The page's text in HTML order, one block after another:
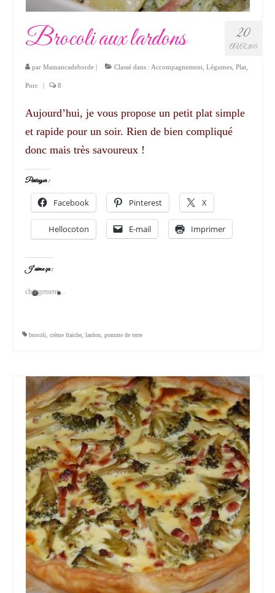
20
AVR 2015
Brocoli aux lardons
par Mamancadeborde | Classé dans : Accompagnement Légumes Plat
Porc | 8
Aujourd’hui, je vous propose un petit plat simple
et rapide pour un soir. Rien de bien compliqué
donc mais très savoureux !
Partager :
Facebook Pinterest X
Hellocoton E-mail Imprimer
J’aime ça :
chargement…
brocoli crème fraiche lardon pomme de terre